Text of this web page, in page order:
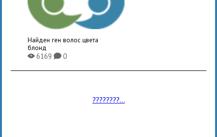
Найден ген волос цвета
блонд
X6169K0
????????...